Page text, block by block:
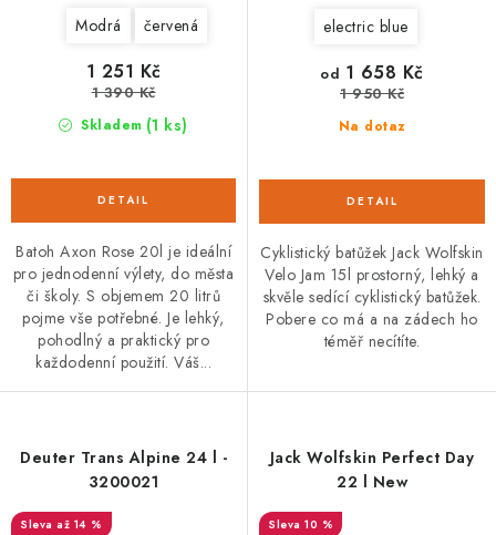
Modrá červená
Skladem (1 ks)
1 251 Kč
1 390 Kč
Batoh Axon Rose 20l je ideální
pro jednodenní výlety, do města
či školy. S objemem 20 litrů
pojme vše potřebné. Je lehký,
pohodlný a praktický pro
každodenní použití. Váš...
electric blue
Na dotaz
od 1 658 Kč
1 950 Kč
Cyklistický batůžek Jack Wolfskin
Velo Jam 15l prostorný, lehký a
skvěle sedící cyklistický batůžek.
Pobere co má a na zádech ho
téměř necítíte.
Deuter Trans Alpine 24 l -
3200021
až 14 %
Jack Wolfskin Perfect Day
22 l New
10 %